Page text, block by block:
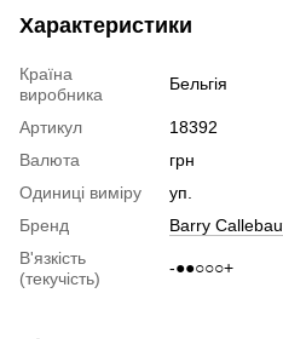
Характеристики
Країна
виробника
Бельгія
Артикул
18392
Валюта
грн
Одиниці виміру
уп.
Бренд
Barry
В'язкість
(текучість)
-●●○○○+